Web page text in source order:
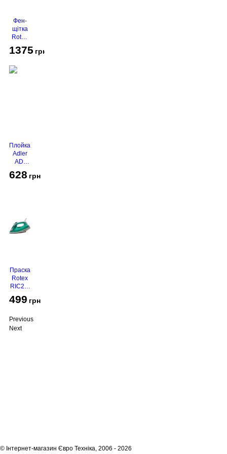
Фен-
щітка
Rotex
RHC-
490-T
1375 грн
Плойка
Adler
AD-
2116
628 грн
Праска
Rotex
RIC21-
N
Super
499 грн
Previous
Next
© Інтернет-магазин Євро Техніка, 2006 - 2026